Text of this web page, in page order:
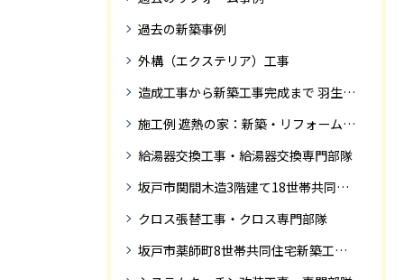
過去の新築事例
外構（エクステリア）工事
造成工事から新築工事完成まで 羽生市Ｓ様邸新築工事・
施工例 遮熱の家：新築・リフォーム ドローンにて空撮
給湯器交換工事・給湯器交換専門部隊
坂戸市関間木造3階建て18世帯共同住宅の完成迄紹介
クロス張替工事・クロス専門部隊
坂戸市薬師町8世帯共同住宅新築工事完成迄の紹介です